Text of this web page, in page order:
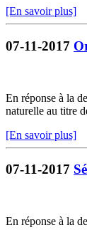
[En savoir plus]
07-11-2017
En réponse à la
naturelle au titre
[En savoir plus]
07-11-2017
En réponse à la